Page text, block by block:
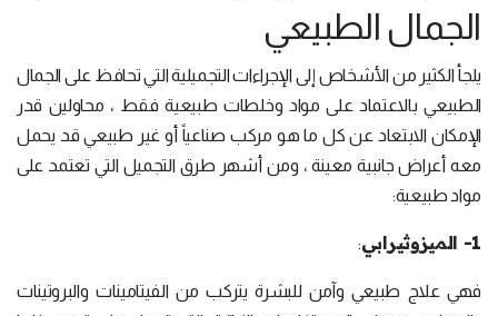
الجمال الطبيعي
يلجأ الكثير من الأشخاص إلى الإجراءات التجميلية التي تحافظ على الجمال
الطبيعي بالاعتماد على مواد وخلطات طبيعية فقط ، محاولين قدر
الإمكان الابتعاد عن كل ما هو مركب صناعياً أو غير طبيعي قد يحمل
معه أعراض جانبية معينة ، ومن أشهر طرق التجميل التي تعتمد على
مواد طبيعية:
1- الميزوثيرابي :
فهي علاج طبيعي وآمن للبشرة يتركب من الفيتامينات والبروتينات